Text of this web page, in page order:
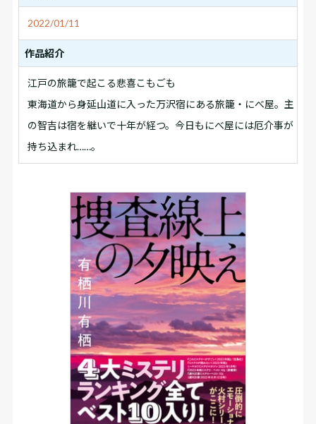
2022/01/11
作品紹介
江戸の旅籠で起こる悲喜こもごも
東海道から身延山道に入った万沢宿にある旅籠・にべ屋。主
の智吉は宿を継いで十年が経つ。今日もにべ屋には厄介事が
持ち込まれ……。